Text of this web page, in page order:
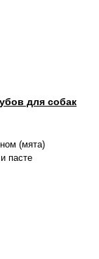
для собак
(мята)
пасте